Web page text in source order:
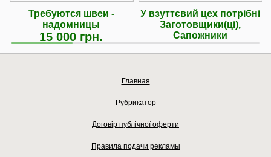
Требуются швеи -
надомницы
15 000 грн.
У взуттєвий цех потрібні
Заготовщики(ці),
Сапожники
Главная
Рубрикатор
Договір публічної оферти
Правила подачи рекламы